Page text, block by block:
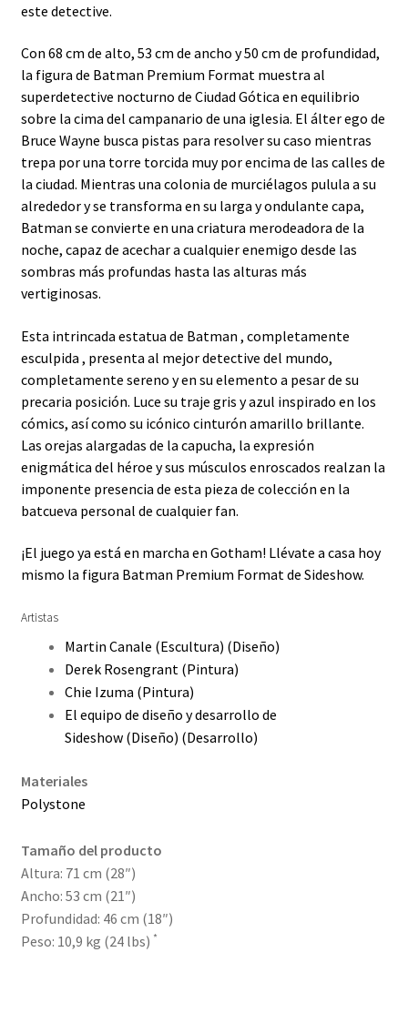
este detective.
Con 68 cm de alto, 53 cm de ancho y 50 cm de profundidad,
la figura de Batman Premium Format muestra al
superdetective nocturno de Ciudad Gótica en equilibrio
sobre la cima del campanario de una iglesia. El álter ego de
Bruce Wayne busca pistas para resolver su caso mientras
trepa por una torre torcida muy por encima de las calles de
la ciudad. Mientras una colonia de murciélagos pulula a su
alrededor y se transforma en su larga y ondulante capa,
Batman se convierte en una criatura merodeadora de la
noche, capaz de acechar a cualquier enemigo desde las
sombras más profundas hasta las alturas más
vertiginosas.
Esta intrincada estatua de Batman , completamente
esculpida , presenta al mejor detective del mundo,
completamente sereno y en su elemento a pesar de su
precaria posición. Luce su traje gris y azul inspirado en los
cómics, así como su icónico cinturón amarillo brillante.
Las orejas alargadas de la capucha, la expresión
enigmática del héroe y sus músculos enroscados realzan la
imponente presencia de esta pieza de colección en la
batcueva personal de cualquier fan.
¡El juego ya está en marcha en Gotham! Llévate a casa hoy
mismo la figura Batman Premium Format de Sideshow.
Artistas
Martin Canale (Escultura) (Diseño)
Derek Rosengrant (Pintura)
Chie Izuma (Pintura)
El equipo de diseño y desarrollo de
Sideshow (Diseño) (Desarrollo)
Materiales
Polystone
Tamaño del producto
Altura: 71 cm (28″)
Ancho: 53 cm (21″)
Profundidad: 46 cm (18″)
Peso: 10,9 kg (24 lbs) *